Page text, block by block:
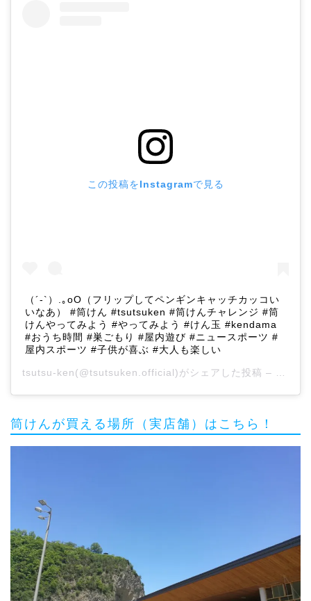
この投稿をInstagramで見る
（´-`）.｡oO（フリップしてペンギンキャッチカッコい
いなあ） #筒けん #tsutsuken #筒けんチャレンジ #筒
けんやってみよう #やってみよう #けん玉 #kendama
#おうち時間 #巣ごもり #屋内遊び #ニュースポーツ #
屋内スポーツ #子供が喜ぶ #大人も楽しい
tsutsu-ken(@tsutsuken.official)がシェアした投稿 – 2020
筒けんが買える場所（実店舗）はこちら！